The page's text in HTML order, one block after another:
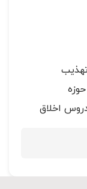
اخلاق